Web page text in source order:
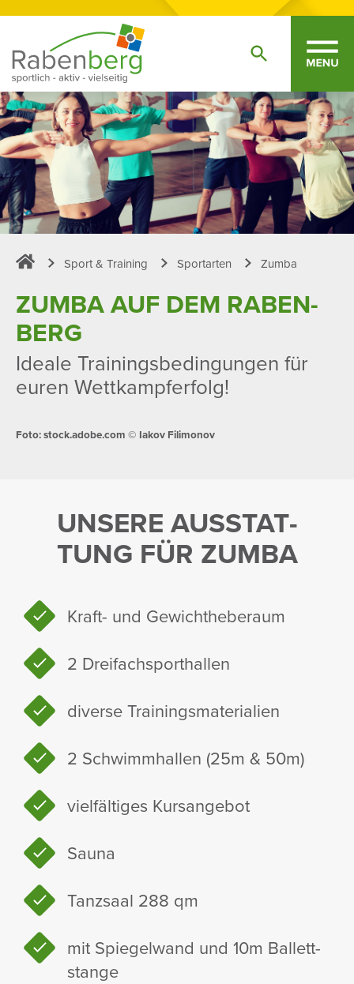
Sport & Training Sportarten Zumba
ZUMBA AUF DEM RABEN­
BERG
Ideale Trai­nings­be­din­gungen für
euren Wett­kampfer­folg!
Foto: stock.adobe.com © Iakov Fili­monov
UNSERE AUSSTAT­
TUNG FÜR ZUMBA
Kraft- und Gewicht­he­be­raum
2 Drei­fach­sport­hallen
diverse Trai­nings­ma­te­ria­lien
2 Schwimm­hallen (25m & 50m)
viel­fäl­tiges Kurs­an­gebot
Sauna
Tanz­saal 288 qm
mit Spie­gel­wand und 10m Ballett­
stange